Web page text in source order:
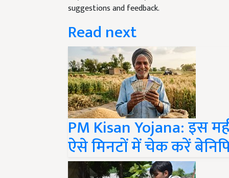
Read next
PM Kisan Yojana: इस
ऐसे मिनटों में चेक करें